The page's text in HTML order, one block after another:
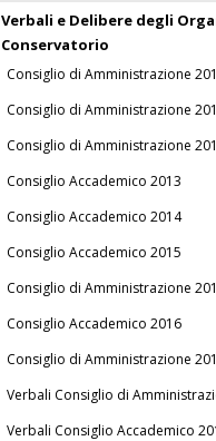
Verbali e Delibere degli
Conservatorio
Consiglio di Amministrazione
Consiglio di Amministrazione
Consiglio di Amministrazione
Consiglio Accademico 2013
Consiglio Accademico 2014
Consiglio Accademico 2015
Consiglio di Amministrazione
Consiglio Accademico 2016
Consiglio di Amministrazione
Verbali Consiglio di
Verbali Consiglio Accademico